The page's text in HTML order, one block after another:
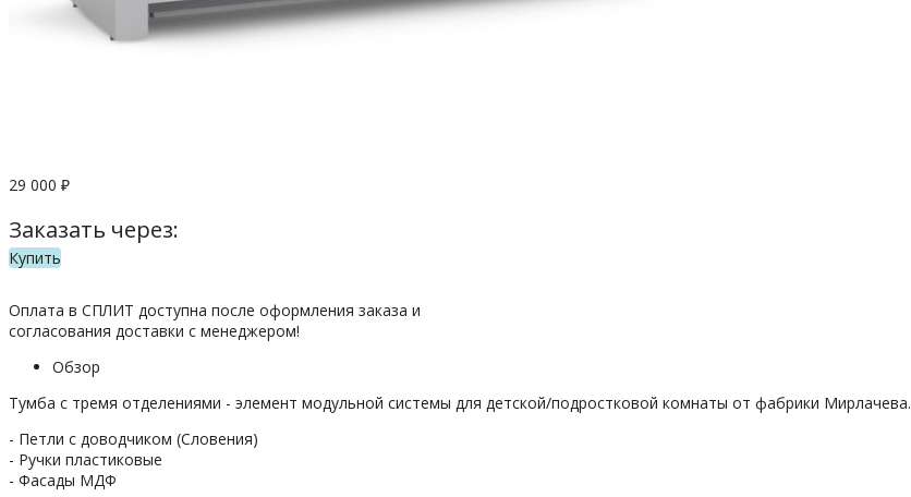
29 000 ₽
Заказать через:
Купить
Оплата в СПЛИТ доступна после оформления заказа и
согласования доставки с менеджером!
Обзор
Тумба с тремя отделениями - элемент модульной системы для детской/подростковой комнаты от фабрики Мирлачева.
- Петли с доводчиком (Словения)
- Ручки пластиковые
- Фасады МДФ